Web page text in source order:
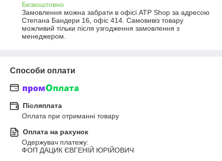
Безкоштовно
Замовлення можна забрати в офісі ATP Shop за адресою
Степана Бандери 16, офіс 414. Самовивіз товару
можливий тільки після узгодження замовлення з
менеджером.
Способи оплати
Післяплата
Оплата при отриманні товару
Оплата на рахунок
Одержувач платежу:
ФОП ДАЦИК ЄВГЕНІЙ ЮРІЙОВИЧ